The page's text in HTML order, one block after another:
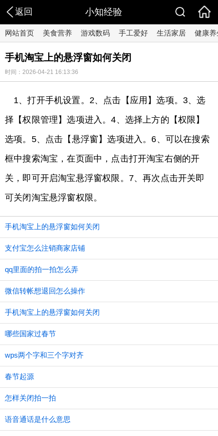
返回 小知经验
网站首页 美食营养 游戏数码 手工爱好 生活家居 健康养
手机淘宝上的悬浮窗如何关闭
时间：2026-04-21 16:13:36
1、打开手机设置。2、点击【应用】选项。3、选
择【权限管理】选项进入。4、选择上方的【权限】
选项。5、点击【悬浮窗】选项进入。6、可以在搜索
框中搜索淘宝，在页面中，点击打开淘宝右侧的开
关，即可开启淘宝悬浮窗权限。7、再次点击开关即
可关闭淘宝悬浮窗权限。
手机淘宝上的悬浮窗如何关闭
支付宝怎么注销商家店铺
qq里面的拍一拍怎么弄
微信转帐想退回怎么操作
手机淘宝上的悬浮窗如何关闭
哪些国家过春节
wps两个字和三个字对齐
春节起源
怎样关闭拍一拍
语音通话是什么意思